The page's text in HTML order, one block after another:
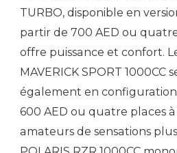
TURBO, disponible en
partir de 700 AED ou
offre puissance et confort.
MAVERICK SPORT 1000CC
également en
600 AED ou quatre places
amateurs de sensations